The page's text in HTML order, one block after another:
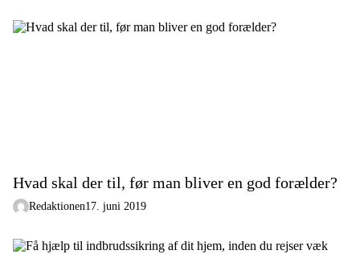
Hvad skal der til, før man bliver en god forælder?
Redaktionen17. juni 2019